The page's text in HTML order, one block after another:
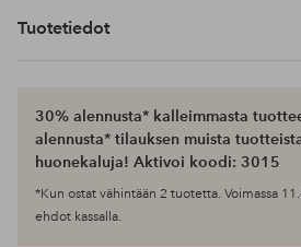
Tuotetiedot
30% alennusta* kalleimmasta
alennusta* tilauksen muista
huonekaluja! Aktivoi koodi: 3015
*Kun ostat vähintään 2 tuotetta. Voimassa
ehdot kassalla.